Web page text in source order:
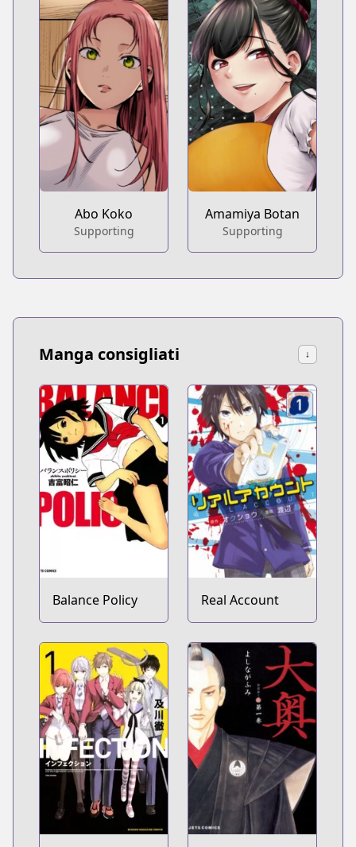
Abo Koko
Supporting
Amamiya Botan
Supporting
Manga consigliati ↓
Balance Policy Real Account